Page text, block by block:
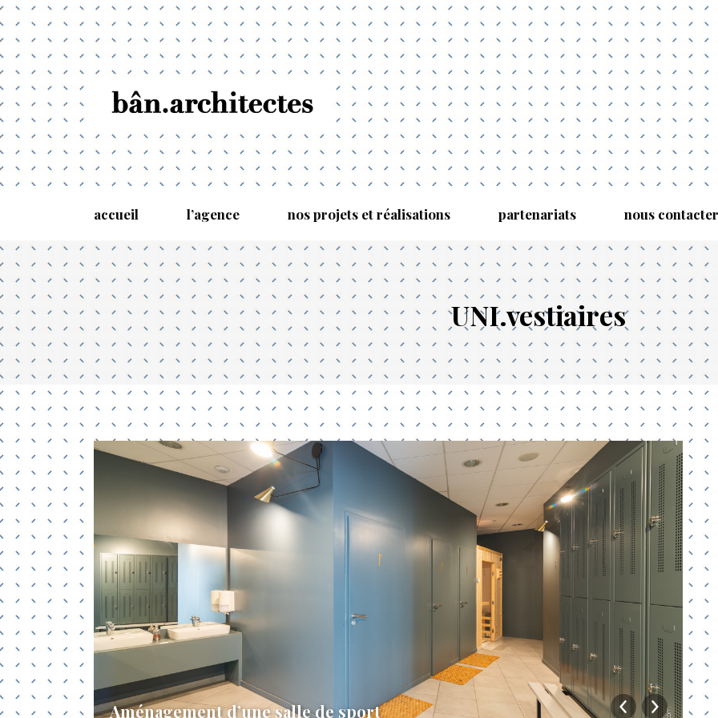
accueil l’agence nos projets et réalisations partenariats nous contacter
UNI.vestiaires
Aménagement d’une salle de sport